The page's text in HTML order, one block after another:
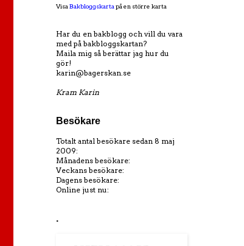
Visa Bakbloggskarta på en större karta
Har du en bakblogg och vill du vara
med på bakbloggskartan?
Maila mig så berättar jag hur du
gör!
karin@bagerskan.se
Kram Karin
Besökare
Totalt antal besökare sedan 8 maj
2009:
Månadens besökare:
Veckans besökare:
Dagens besökare:
Online just nu:
.